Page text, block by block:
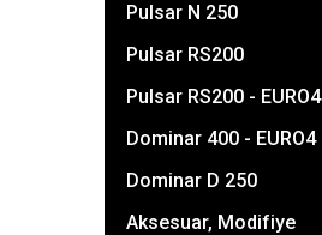
Pulsar N 250
Pulsar RS200
Pulsar RS200 - EURO4
Dominar 400 - EURO4
Dominar D 250
Aksesuar, Modifiye